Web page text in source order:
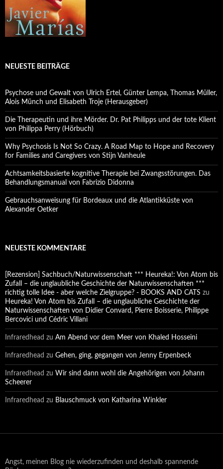
NEUESTE BEITRÄGE
Psychose und Gewalt von Ulrich Ertel, Günter Lempa, Thomas Müller,
Alois Münch und Elisabeth Troje (Herausgeber)
Die Therapeutin und ihre Mörder. Dr. Pat Philipps und der tote Klient
von Philippa Perry (Hörbuch)
Why Psychosis Is Not So Crazy. A Road Map to Hope and Recovery
for Families and Caregivers von Stijn Vanheule
Achtsamkeitsbasierte kognitive Therapie bei Zwangsstörungen. Das
Behandlungsmanual von Fabrizio Didonna
Gebrauchsanweisung für Bordeaux und die Atlantikküste von
Alexander Oetker
NEUESTE KOMMENTARE
[Rezension] Sachbuch/Naturwissenschaft *** Heureka!: Von Atom bis
Zufall – die unglaubliche Geschichte der Naturwissenschaften ***
richtig tolle Idee - aber welche Zielgruppe? - BOOKS AND CATS zu
Heureka! Von Atom bis Zufall – die unglaubliche Geschichte der
Naturwissenschaften von Didier Convard, Pierre Boisserie, Philippe
Bercovici und Cédric Villani
Infraredhead zu Am Abend vor dem Meer von Khaled Hosseini
Infraredhead zu Gehen, ging, gegangen von Jenny Erpenbeck
Infraredhead zu Wir sind dann wohl die Angehörigen von Johann
Scheerer
Infraredhead zu Blauschmuck von Katharina Winkler
Angst, meinen Blog nie wiederzufinden und deshalb spannende